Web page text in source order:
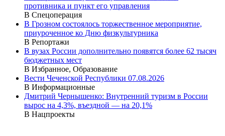
противника и пункт его управления
В Спецоперация
В Грозном состоялось торжественное мероприятие,
приуроченное ко Дню физкультурника
В Репортажи
В вузах России дополнительно появятся более 62 тысяч
бюджетных мест
В Избранное, Образование
Вести Чеченской Республики 07.08.2026
В Информационные
Дмитрий Чернышенко: Внутренний туризм в России
вырос на 4,3%, въездной — на 20,1%
В Нацпроекты